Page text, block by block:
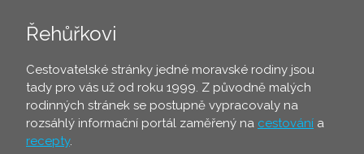
Řehůřkovi
Cestovatelské stránky jedné moravské rodiny jsou
tady pro vás už od roku 1999. Z původně malých
rodinných stránek se postupně vypracovaly na
rozsáhlý informační portál zaměřený na cestování a
recepty.